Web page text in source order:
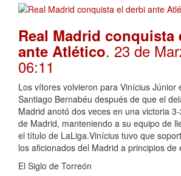
Real Madrid conquista
ante Atlético. 23 de
06:11
Los vítores volvieron para Vinícius Júnior
Santiago Bernabéu después de que el
Madrid anotó dos veces en una victoria
de Madrid, manteniendo a su equipo de
el título de LaLiga.Vinícius tuvo que
los aficionados del Madrid a principios de
El Siglo de Torreón